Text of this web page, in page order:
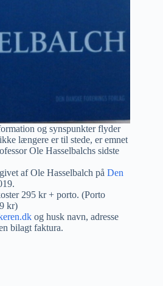
og synspunkter flyder
længere er til stede, er emnet
Ole Hasselbalchs sidste
af Ole Hasselbalch på Den
295 kr + porto. (Porto
kr)
og husk navn, adresse
bilagt faktura.